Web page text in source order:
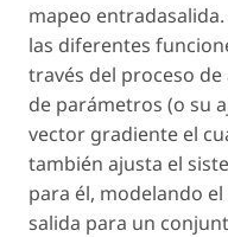
mapeo
las diferentes
través del proceso
de parámetros (o su
vector gradiente el
también ajusta el
para él, modelando
salida para un